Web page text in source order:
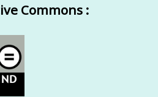
le
Commons :